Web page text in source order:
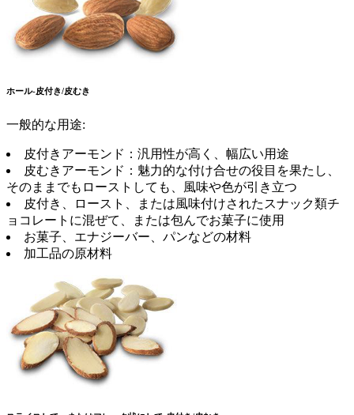
ホール-皮付き/皮むき
一般的な用途:
皮付きアーモンド：汎用性が高く、幅広い用途
皮むきアーモンド：魅力的な付け合せの役目を果たし、
そのままでもローストしても、風味や色が引き立つ
皮付き、ロースト、または風味付けされたスナック類チ
ョコレートに混ぜて、または包んでお菓子に使用
お菓子、エナジーバー、パンなどの材料
加工品の原材料